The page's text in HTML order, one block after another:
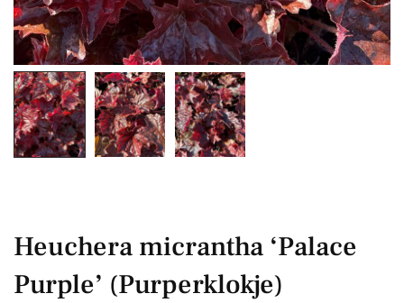
Heuchera micrantha ‘Palace
Purple’ (Purperklokje)